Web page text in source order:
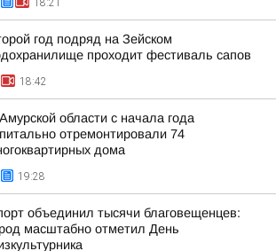
18:21
год подряд на Зейском
проходит фестиваль сапов
18:42
области с начала года
отремонтировали 74
дома
19:28
объединил тысячи благовещенцев:
масштабно отметил День